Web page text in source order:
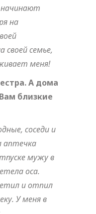
начинают
на
своей семье,
меня!
А дома
близкие
соседи и
аптечка
мужу в
оса.
и отпил
У меня в